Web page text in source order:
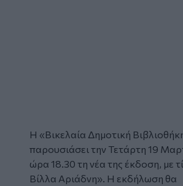
Η «Βικελαία Δημοτική
παρουσιάσει την Τετάρτη 19
ώρα 18.30 τη νέα της έκδοση, με
Βίλλα Αριάδνη». Η εκδήλωση θα